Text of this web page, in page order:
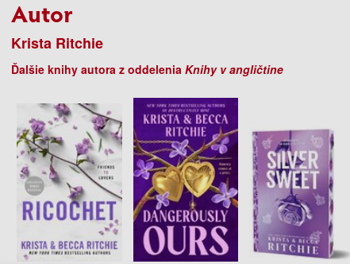
Autor
Krista Ritchie
Ďalšie knihy autora z oddelenia Knihy v angličtine